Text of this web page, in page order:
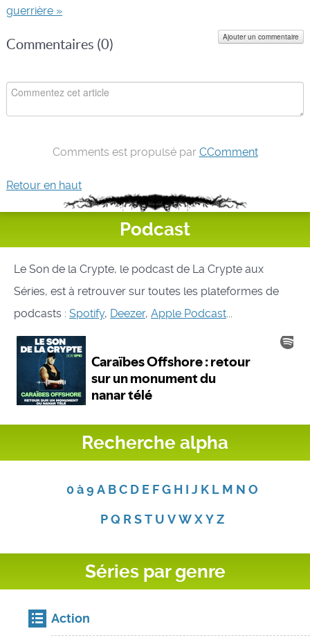
guerrière »
Commentaires (0)
Ajouter un commentaire
Comments est propulsé par CComment
Retour en haut
Podcast
Le Son de la Crypte, le podcast de La Crypte aux
Séries, est à retrouver sur toutes les plateformes de
podcasts : Spotify, Deezer, Apple Podcast...
Recherche alpha
0 à 9 A B C D E F G H I J K L M N O
P Q R S T U V W X Y Z
Séries par genre
Action